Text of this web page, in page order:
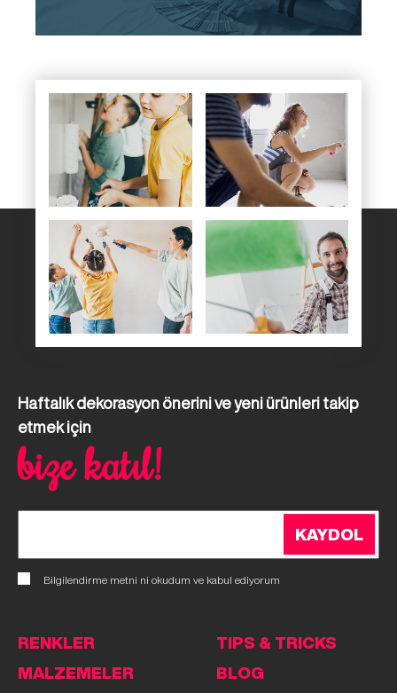
Haftalık dekorasyon önerini ve yeni ürünleri takip
etmek için
bize katıl!
KAYDOL
Bilgilendirme metni ni okudum ve kabul ediyorum
RENKLER
MALZEMELER
TIPS & TRICKS
BLOG